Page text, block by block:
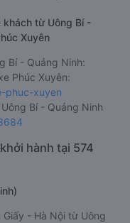
khách từ Uông Bí -
Xuyên
Bí - Quảng Ninh:
Phúc Xuyên:
phuc-xuyen
Bí - Quảng Ninh
hành tại 574
Giấy - Hà Nội từ Uông